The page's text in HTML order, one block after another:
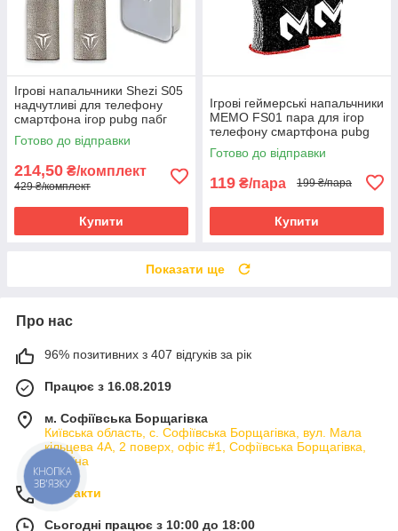
Ігрові напальчники Shezi S05
надчутливі для телефону
смартфона ігор pubg пабг
пубг 2 пари + бокс
Готово до відправки
214,50 ₴/комплект
429 ₴/комплект
Купити
Ігрові геймерські напальчники
MEMO FS01 пара для ігор
телефону смартфона pubg
mobile call of duty standoff 2
Готово до відправки
119 ₴/пара 199 ₴/пара
Купити
Показати ще
Про нас
96% позитивних з 407 відгуків за рік
Працює з 16.08.2019
м. Софіївська Борщагівка
Київська область, с. Софіївська Борщагівка, вул. Мала
кільцева 4А, 2 поверх, офіс #1, Софіївська Борщагівка,
Україна
Контакти
Сьогодні працює з 10:00 до 18:00
КНОПКА
ЗВ'ЯЗКУ